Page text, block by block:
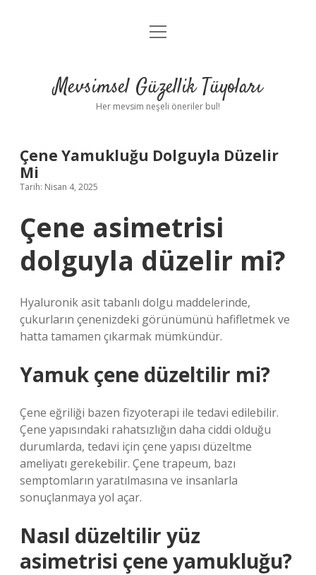
Anasayfa
Yasal Uyarı
menüyü
Mevsimsel Güzellik Tüyoları
Her mevsim neşeli öneriler bul!
Çene Yamukluğu Dolguyla Düzelir
Mi
Tarih: Nisan 4, 2025
Çene asimetrisi
dolguyla düzelir mi?
Hyaluronik asit tabanlı dolgu maddelerinde,
çukurların çenenizdeki görünümünü hafifletmek ve
hatta tamamen çıkarmak mümkündür.
Yamuk çene düzeltilir mi?
Çene eğriliği bazen fizyoterapi ile tedavi edilebilir.
Çene yapısındaki rahatsızlığın daha ciddi olduğu
durumlarda, tedavi için çene yapısı düzeltme
ameliyatı gerekebilir. Çene trapeum, bazı
semptomların yaratılmasına ve insanlarla
sonuçlanmaya yol açar.
Nasıl düzeltilir yüz
asimetrisi çene yamukluğu?